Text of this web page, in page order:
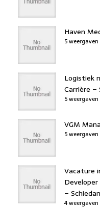
Haven
5 weergaven
Logistiek
Carrière –
5 weergaven
VGM
5 weergaven
Vacature
–
4 weergaven